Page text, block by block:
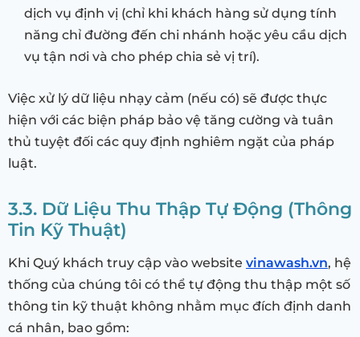
dịch vụ định vị (chỉ khi khách hàng sử dụng tính
năng chỉ đường đến chi nhánh hoặc yêu cầu dịch
vụ tận nơi và cho phép chia sẻ vị trí).
Việc xử lý dữ liệu nhạy cảm (nếu có) sẽ được thực
hiện với các biện pháp bảo vệ tăng cường và tuân
thủ tuyệt đối các quy định nghiêm ngặt của pháp
luật.
3.3. Dữ Liệu Thu Thập Tự Động (Thông
Tin Kỹ Thuật)
Khi Quý khách truy cập vào website vinawash.vn, hệ
thống của chúng tôi có thể tự động thu thập một số
thông tin kỹ thuật không nhằm mục đích định danh
cá nhân, bao gồm: